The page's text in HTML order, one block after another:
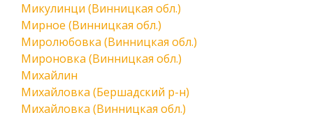
Микулинци (Винницкая обл.)
Мирное (Винницкая обл.)
Миролюбовка (Винницкая обл.)
Мироновка (Винницкая обл.)
Михайлин
Михайловка (Бершадский р-н)
Михайловка (Винницкая обл.)